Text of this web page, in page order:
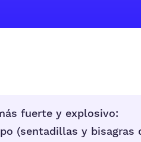
fuerte y explosivo:
(sentadillas y bisagras